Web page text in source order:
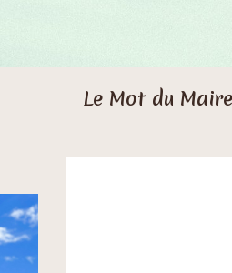
Le Mot du